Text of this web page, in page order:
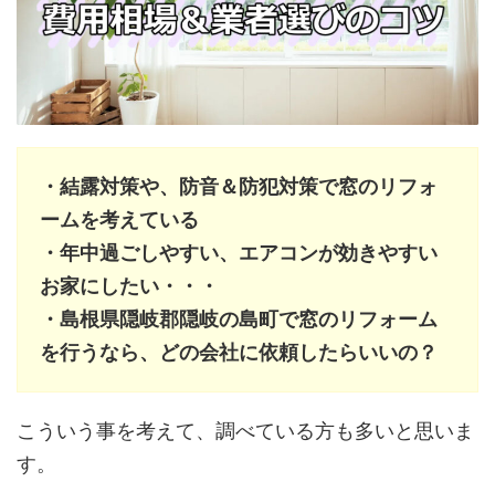
・結露対策や、防音＆防犯対策で窓のリフォ
ームを考えている
・年中過ごしやすい、エアコンが効きやすい
お家にしたい・・・
・島根県隠岐郡隠岐の島町で窓のリフォーム
を行うなら、どの会社に依頼したらいいの？
こういう事を考えて、調べている方も多いと思いま
す。